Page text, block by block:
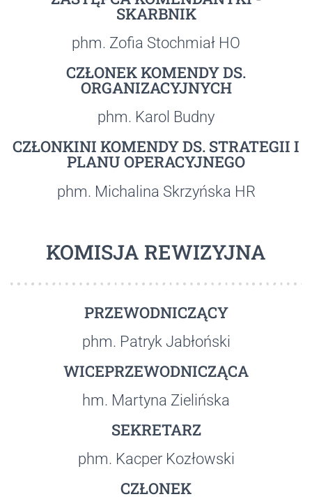
SKARBNIK
phm. Zofia Stochmiał HO
CZŁONEK KOMENDY DS.
ORGANIZACYJNYCH
phm. Karol Budny
CZŁONKINI KOMENDY DS. STRATEGII I
PLANU OPERACYJNEGO
phm. Michalina Skrzyńska HR
KOMISJA REWIZYJNA
PRZEWODNICZĄCY
phm. Patryk Jabłoński
WICEPRZEWODNICZĄCA
hm. Martyna Zielińska
SEKRETARZ
phm. Kacper Kozłowski
CZŁONEK